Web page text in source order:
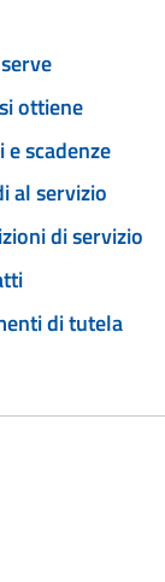
ottiene
e scadenze
al servizio
di servizio
di tutela